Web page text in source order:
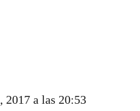
2017 a las 20:53